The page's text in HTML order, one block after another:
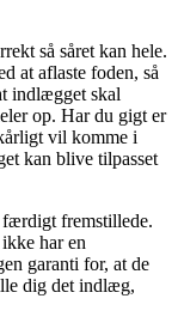
så såret kan hele.
at aflaste foden, så
indlægget skal
op. Har du gigt er
vil komme i
kan blive tilpasset
fremstillede.
har en
garanti for, at de
dig det indlæg,